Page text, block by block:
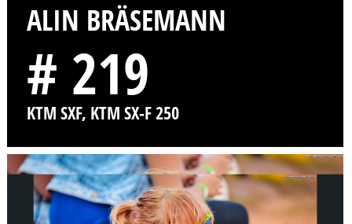
ALIN BRÄSEMANN
# 219
KTM SXF, KTM SX-F 250